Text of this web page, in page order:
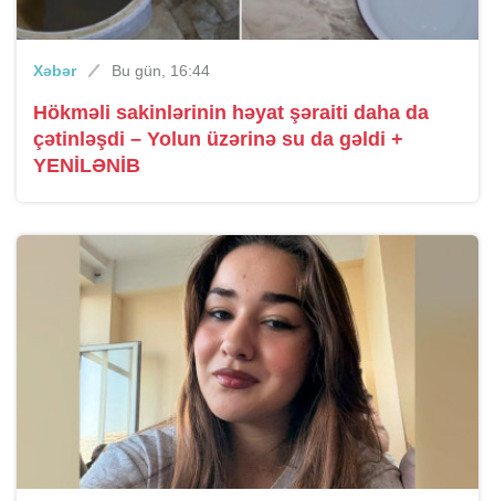
Xəbər Bu gün, 16:44
Hökməli sakinlərinin həyat şəraiti daha da
çətinləşdi – Yolun üzərinə su da gəldi +
YENİLƏNİB